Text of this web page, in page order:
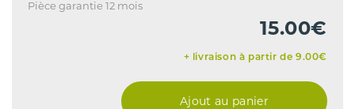
Pièce garantie 12 mois
15.00€
+ livraison à partir de 9.00€
Ajout au panier